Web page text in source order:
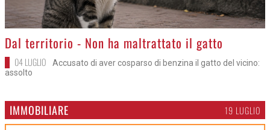
>
Dal territorio - Non ha maltrattato il gatto
04 LUGLIO
Accusato di aver cosparso di benzina il gatto del vicino:
assolto
IMMOBILIARE 19 LUGLIO